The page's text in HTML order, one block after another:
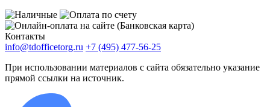
Контакты
info@tdofficetorg.ru +7 (495) 477-56-25
При использовании материалов с сайта обязательно указание
прямой ссылки на источник.